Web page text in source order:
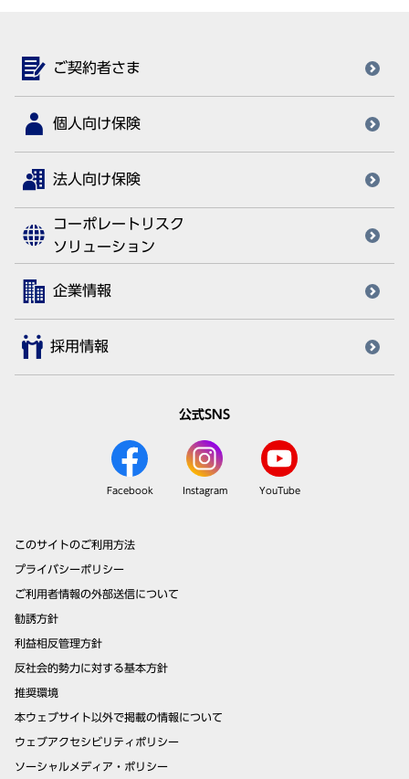
ご契約者さま
個人向け保険
法人向け保険
コーポレートリスク
ソリューション
企業情報
採用情報
公式SNS
Facebook Instagram YouTube
このサイトのご利用方法
プライバシーポリシー
ご利用者情報の外部送信について
勧誘方針
利益相反管理方針
反社会的勢力に対する基本方針
推奨環境
本ウェブサイト以外で掲載の情報について
ウェブアクセシビリティポリシー
ソーシャルメディア・ポリシー